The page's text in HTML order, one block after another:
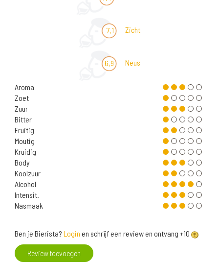
7,1 Zicht
6,9 Neus
Aroma
Zoet
Zuur
Bitter
Fruitig
Moutig
Kruidig
Body
Koolzuur
Alcohol
Intensit.
Nasmaak
Ben je Bierista? Login en schrijf een review en ontvang +10
Review toevoegen